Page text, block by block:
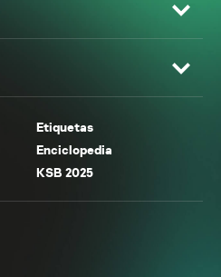
Etiquetas
Enciclopedia
KSB 2025